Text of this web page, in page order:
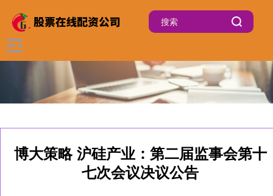
博大策略 沪硅产业：第二届监事会第十
七次会议决议公告